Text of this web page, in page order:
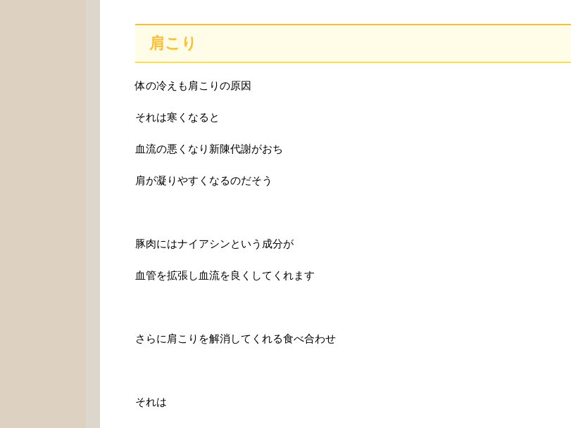
肩こり
体の冷えも肩こりの原因
それは寒くなると
血流の悪くなり新陳代謝がおち
肩が凝りやすくなるのだそう
豚肉にはナイアシンという成分が
血管を拡張し血流を良くしてくれます
さらに肩こりを解消してくれる食べ合わせ
それは